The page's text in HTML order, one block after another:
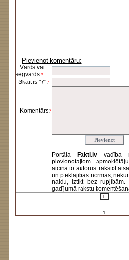
Pievienot komentāru:
Vārds vai
segvārds:*
Skaitlis "7":*
Komentārs:*
Portāla Fakti.lv vadība
pievienotajiem
aicina to autorus, rakstot
un pieklājības normas,
naidu, iztikt bez rupjībām.
gadījumā rakstu
1.
1